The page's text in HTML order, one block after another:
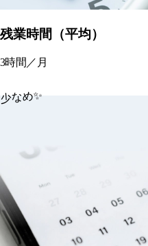
残業時間（平均）
3時間／月
少なめ✨